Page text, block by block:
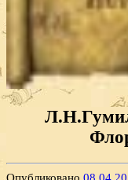
Опубликовано